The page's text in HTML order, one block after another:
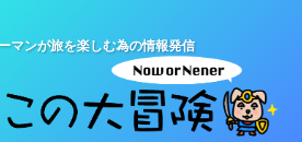
マンが旅を楽しむ為の情報発信